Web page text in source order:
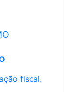
fiscal.